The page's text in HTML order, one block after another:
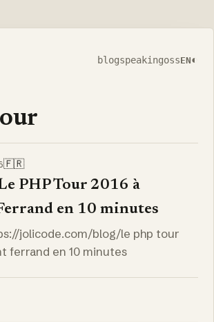
blogspeakingossEN◐
🇫🇷
PHP Tour 2016 à
en 10 minutes
jolicode.com/blog/le php tour
ferrand en 10 minutes